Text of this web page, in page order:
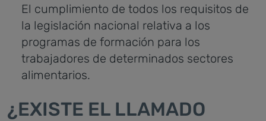
El cumplimiento de todos los requisitos de
la legislación nacional relativa a los
programas de formación para los
trabajadores de determinados sectores
alimentarios.
¿EXISTE EL LLAMADO